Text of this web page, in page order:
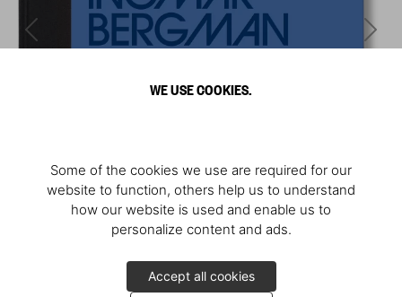
WE USE COOKIES.
Some of the cookies we use are required for our
website to function, others help us to understand
how our website is used and enable us to
personalize content and ads.
Accept all cookies